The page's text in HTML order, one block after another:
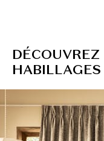
DÉCOUVREZ
HABILLAGES